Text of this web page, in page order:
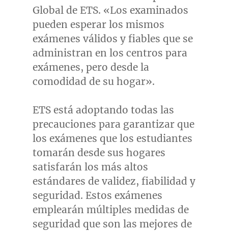
Global de ETS. «Los examinados
pueden esperar los mismos
exámenes válidos y fiables que se
administran en los centros para
exámenes, pero desde la
comodidad de su hogar».
ETS está adoptando todas las
precauciones para garantizar que
los exámenes que los estudiantes
tomarán desde sus hogares
satisfarán los más altos
estándares de validez, fiabilidad y
seguridad. Estos exámenes
emplearán múltiples medidas de
seguridad que son las mejores de